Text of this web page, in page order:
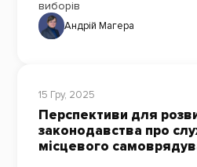
виборів
Андрій Магера
15 Гру, 2025
Перспективи для
законодавства про
місцевого